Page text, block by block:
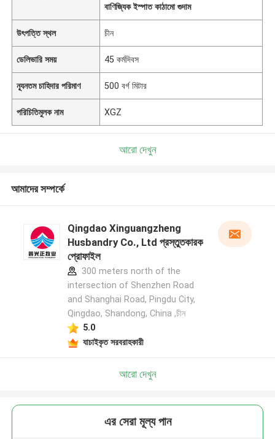
বাণিজ্যিক ইস্পাত কাঠামো গুদাম
উৎপত্তি স্থল চীন
ডেলিভারি সময় 45 কর্মদিবস
ন্যূনতম চাহিদার পরিমাণ 500 বর্গ মিটার
পরিচিতিমুলক নাম XGZ
আরো দেখুন
আমাদের সম্পর্কে
Qingdao Xinguangzheng
Husbandry Co., Ltd প্রস্তুতকারক
প্রোফাইল
300 meters north of the
intersection of Shenzhen Road
and Shanghai Road, Pingdu City,
Qingdao, Shandong, China ,চীন
5.0
যাচাইকৃত সরবরাহকারী
আরো দেখুন
এর সেরা মূল্য পান